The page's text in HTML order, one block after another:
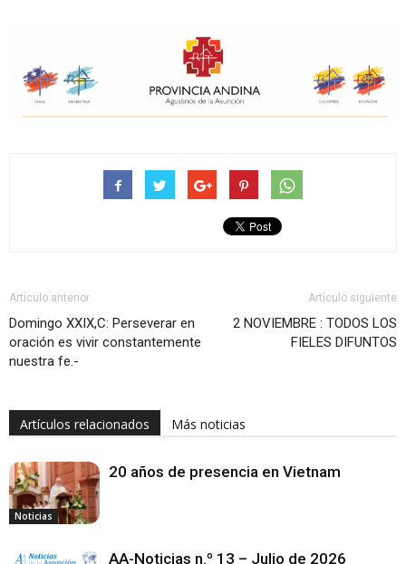
Artículo anterior
Domingo XXIX,C: Perseverar en
oración es vivir constantemente
nuestra fe.-
Artículo siguiente
2 NOVIEMBRE : TODOS LOS
FIELES DIFUNTOS
Artículos relacionados Más noticias
Noticias
20 años de presencia en Vietnam
AA-Noticias n.º 13 – Julio de 2026